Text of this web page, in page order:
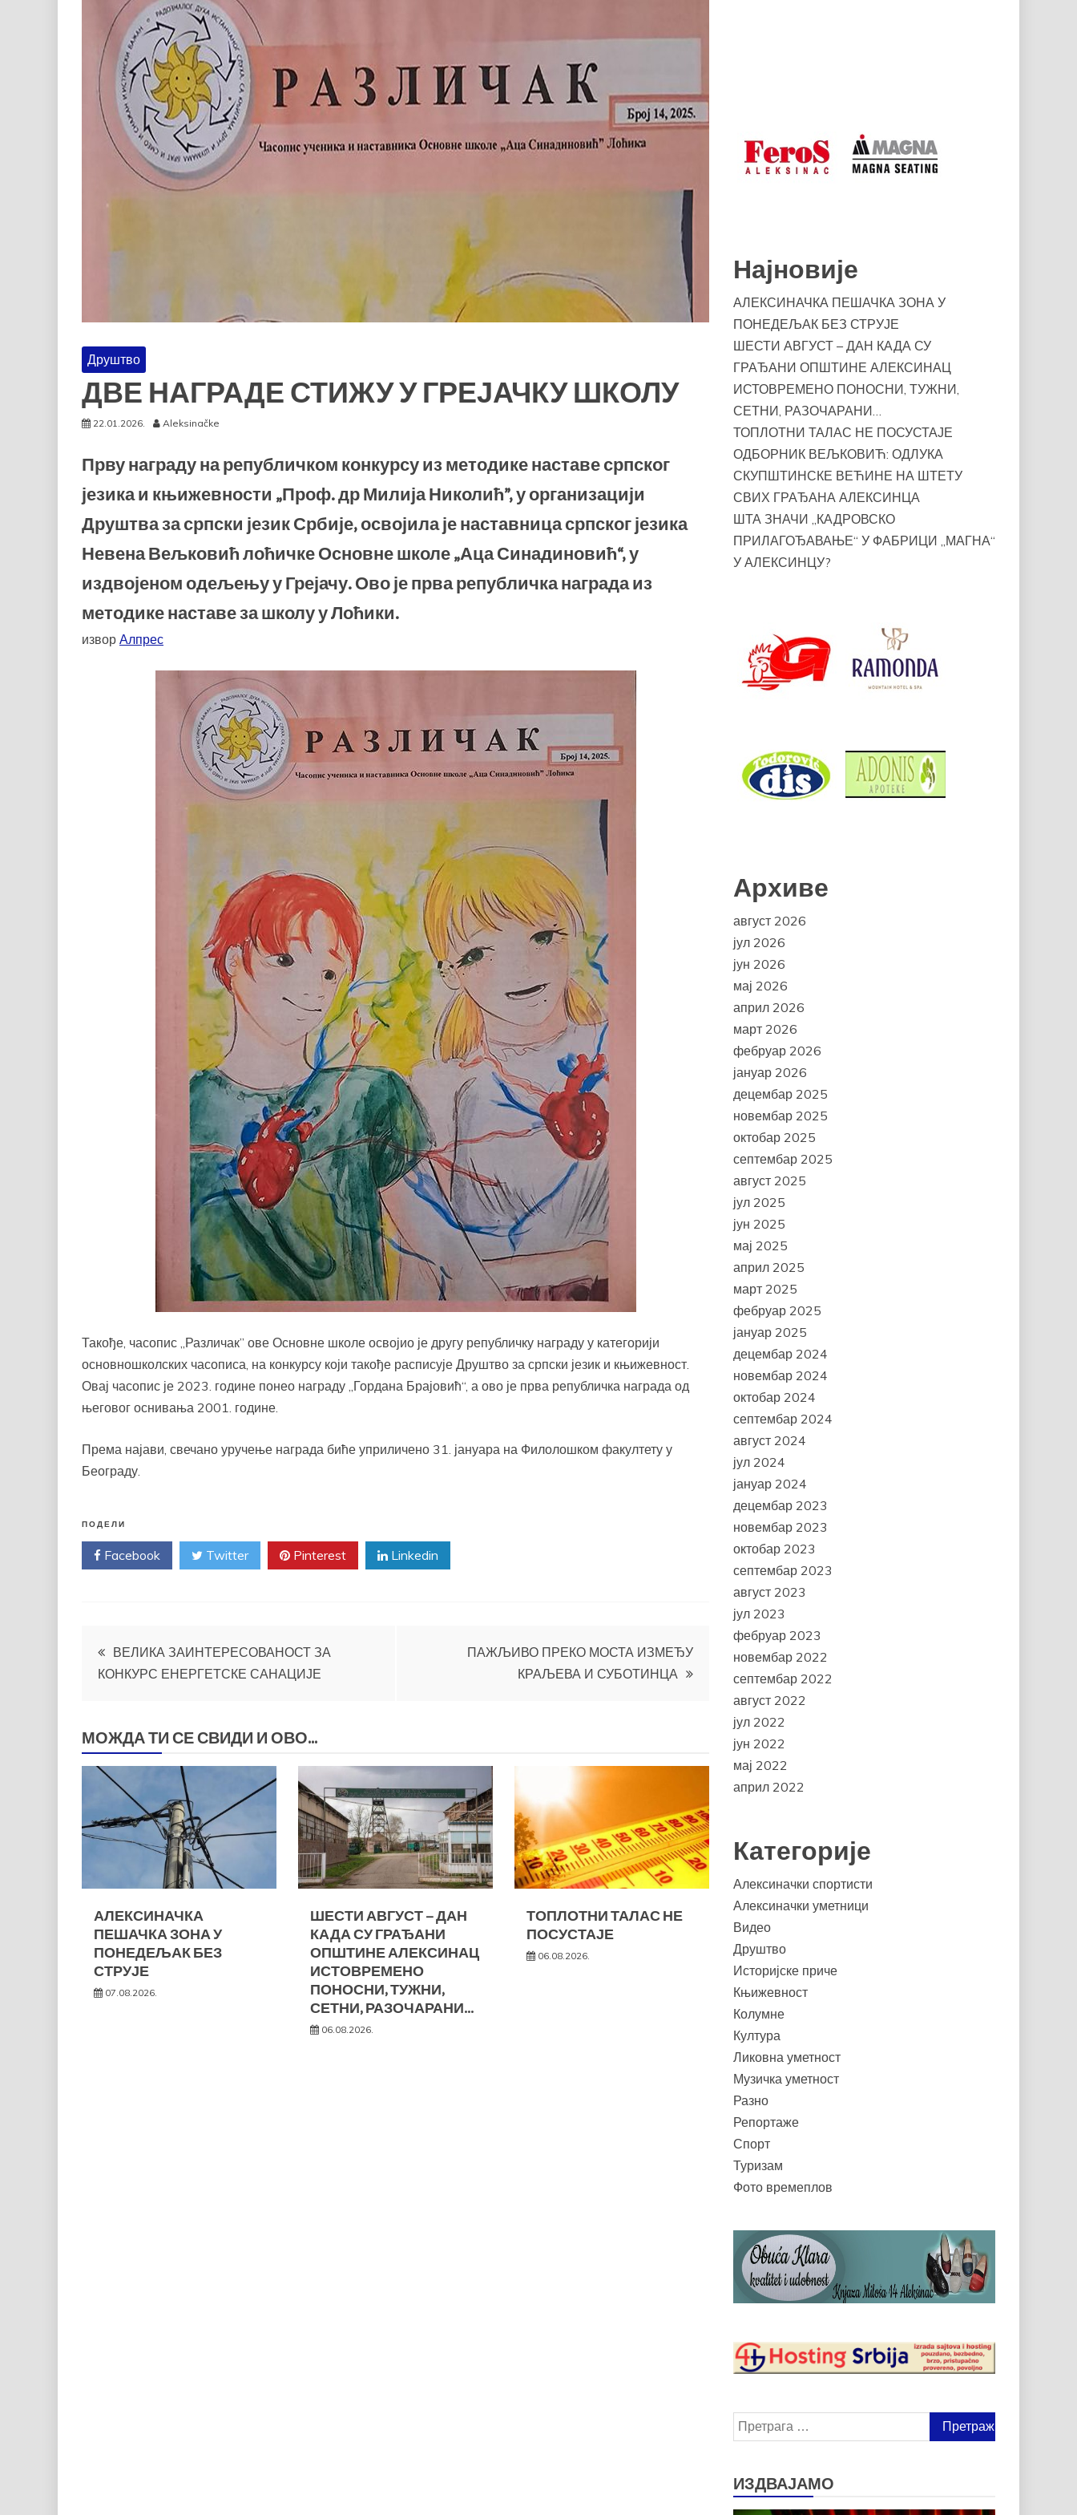
Друштво
ДВЕ НАГРАДЕ СТИЖУ У ГРЕЈАЧКУ ШКОЛУ
22.01.2026. Aleksinačke
Прву награду на републичком конкурсу из методике наставе српског
језика и књижевности „Проф. др Милија Николић”, у организацији
Друштва за српски језик Србије, освојила је наставница српског језика
Невена Вељковић лоћичке Основне школе „Аца Синадиновић“, у
издвојеном одељењу у Грејачу. Ово је прва републичка награда из
методике наставе за школу у Лоћики.
извор Алпрес
Такође, часопис „Различак” ове Основне школе освојио је другу републичку награду у категорији
основношколских часописа, на конкурсу који такође расписује Друштво за српски језик и књижевност.
Овај часопис је 2023. године понео награду „Гордана Брајовић“, а ово је прва републичка награда од
његовог оснивања 2001. године.
Према најави, свечано уручење награда биће уприличено 31. јануара на Филолошком факултету у
Београду.
ПОДЕЛИ
Facebook Twitter Pinterest Linkedin
Кретање
чланка
ВЕЛИКА ЗАИНТЕРЕСОВАНОСТ ЗА
КОНКУРС ЕНЕРГЕТСКЕ САНАЦИЈЕ
ПАЖЉИВО ПРЕКО МОСТА ИЗМЕЂУ
КРАЉЕВА И СУБОТИНЦА
МОЖДА ТИ СЕ СВИДИ И ОВО...
АЛЕКСИНАЧКА
ПЕШАЧКА ЗОНА У
ПОНЕДЕЉАК БЕЗ
СТРУЈЕ
07.08.2026.
ШЕСТИ АВГУСТ – ДАН
КАДА СУ ГРАЂАНИ
ОПШТИНЕ АЛЕКСИНАЦ
ИСТОВРЕМЕНО
ПОНОСНИ, ТУЖНИ,
СЕТНИ, РАЗОЧАРАНИ…
06.08.2026.
ТОПЛОТНИ ТАЛАС НЕ
ПОСУСТАЈЕ
06.08.2026.
Најновије
АЛЕКСИНАЧКА ПЕШАЧКА ЗОНА У
ПОНЕДЕЉАК БЕЗ СТРУЈЕ
ШЕСТИ АВГУСТ – ДАН КАДА СУ
ГРАЂАНИ ОПШТИНЕ АЛЕКСИНАЦ
ИСТОВРЕМЕНО ПОНОСНИ, ТУЖНИ,
СЕТНИ, РАЗОЧАРАНИ…
ТОПЛОТНИ ТАЛАС НЕ ПОСУСТАЈЕ
ОДБОРНИК ВЕЉКОВИЋ: ОДЛУКА
СКУПШТИНСКЕ ВЕЋИНЕ НА ШТЕТУ
СВИХ ГРАЂАНА АЛЕКСИНЦА
ШТА ЗНАЧИ „КАДРОВСКО
ПРИЛАГОЂАВАЊЕ“ У ФАБРИЦИ „МАГНА“
У АЛЕКСИНЦУ?
Архиве
август 2026
јул 2026
јун 2026
мај 2026
април 2026
март 2026
фебруар 2026
јануар 2026
децембар 2025
новембар 2025
октобар 2025
септембар 2025
август 2025
јул 2025
јун 2025
мај 2025
април 2025
март 2025
фебруар 2025
јануар 2025
децембар 2024
новембар 2024
октобар 2024
септембар 2024
август 2024
јул 2024
јануар 2024
децембар 2023
новембар 2023
октобар 2023
септембар 2023
август 2023
јул 2023
фебруар 2023
новембар 2022
септембар 2022
август 2022
јул 2022
јун 2022
мај 2022
април 2022
Категорије
Алексиначки спортисти
Алексиначки уметници
Видео
Друштво
Историјске приче
Књижевност
Колумне
Култура
Ликовна уметност
Музичка уметност
Разно
Репортаже
Спорт
Туризам
Фото времеплов
Претрага
за:
ИЗДВАЈАМО